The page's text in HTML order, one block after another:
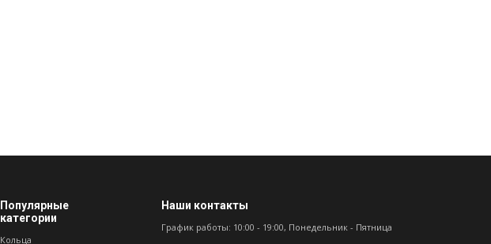
Популярные
категории
Кольца
Наши контакты
График работы: 10:00 - 19:00, Понедельник - Пятница